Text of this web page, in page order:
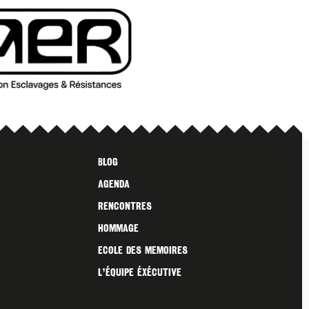
Blog
Agenda
Rencontres
Hommage
Ecole des Memoires
L’ÉQUIPE ÉXÉCUTIVE